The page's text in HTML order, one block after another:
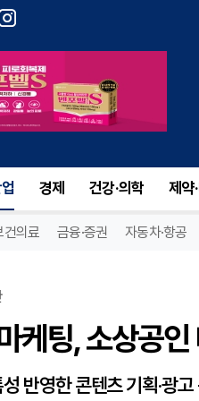
경제 건강·의학 제약
건의료 금융·증권 자동차·항공
케팅, 소상공인
반영한 콘텐츠 기획·광